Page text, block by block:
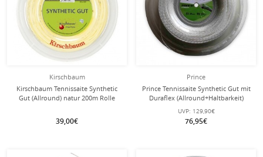
Kirschbaum
Kirschbaum Tennissaite Synthetic
Gut (Allround) natur 200m Rolle
39,00€
Prince
Prince Tennissaite Synthetic Gut mit
Duraflex (Allround+Haltbarkeit)
weiss 200m Rolle
UVP: 129,90€
76,95€